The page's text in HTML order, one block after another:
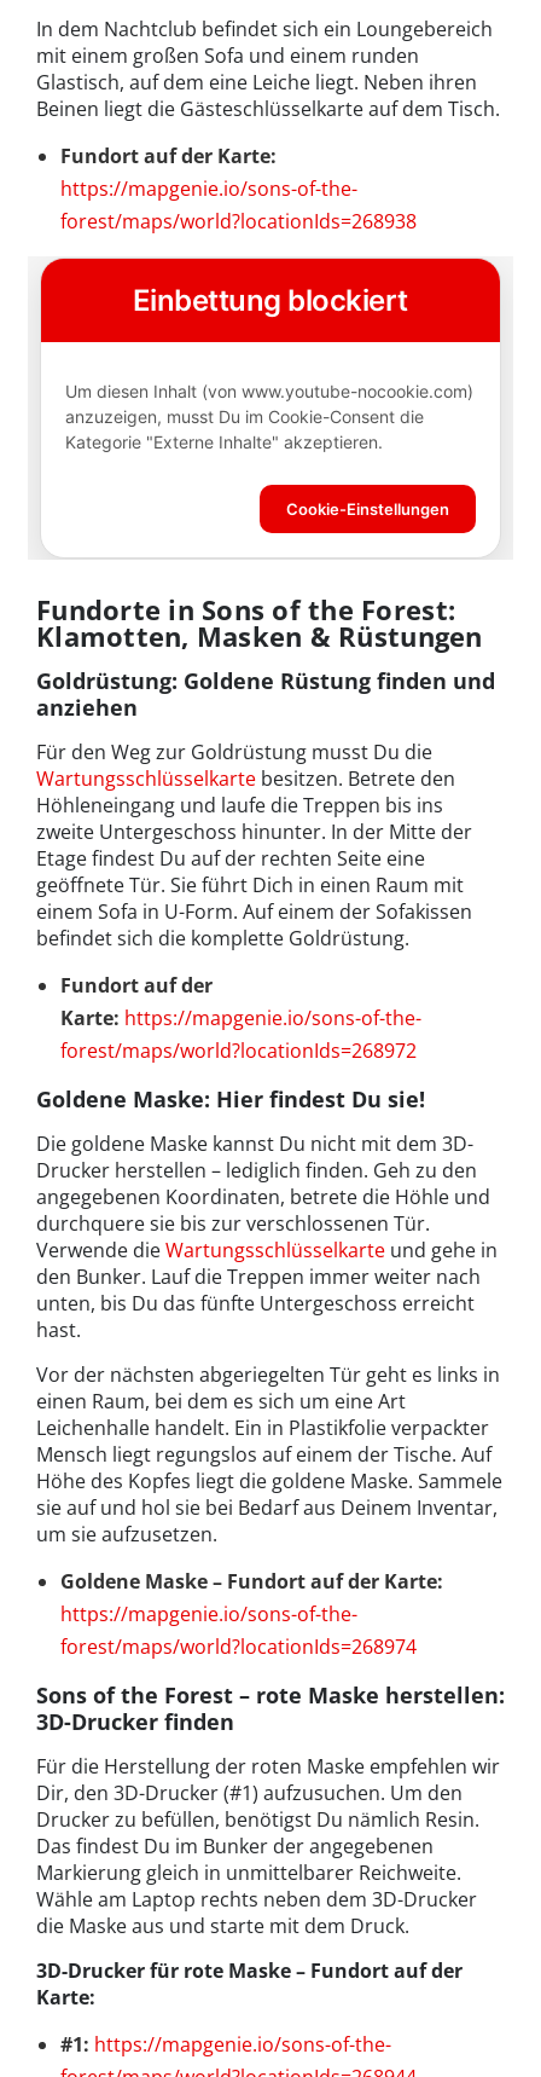
In dem Nachtclub befindet sich ein Loungebereich
mit einem großen Sofa und einem runden
Glastisch, auf dem eine Leiche liegt. Neben ihren
Beinen liegt die Gästeschlüsselkarte auf dem Tisch.
Fundort auf der Karte:
https://mapgenie.io/sons-of-the-
forest/maps/world?locationIds=268938
Fundorte in Sons of the Forest:
Klamotten, Masken & Rüstungen
Goldrüstung: Goldene Rüstung finden und
anziehen
Für den Weg zur Goldrüstung musst Du die
Wartungsschlüsselkarte besitzen. Betrete den
Höhleneingang und laufe die Treppen bis ins
zweite Untergeschoss hinunter. In der Mitte der
Etage findest Du auf der rechten Seite eine
geöffnete Tür. Sie führt Dich in einen Raum mit
einem Sofa in U-Form. Auf einem der Sofakissen
befindet sich die komplette Goldrüstung.
Fundort auf der
Karte: https://mapgenie.io/sons-of-the-
forest/maps/world?locationIds=268972
Goldene Maske: Hier findest Du sie!
Die goldene Maske kannst Du nicht mit dem 3D-
Drucker herstellen – lediglich finden. Geh zu den
angegebenen Koordinaten, betrete die Höhle und
durchquere sie bis zur verschlossenen Tür.
Verwende dieWartungsschlüsselkarte und gehe in
den Bunker. Lauf die Treppen immer weiter nach
unten, bis Du das fünfte Untergeschoss erreicht
hast.
Vor der nächsten abgeriegelten Tür geht es links in
einen Raum, bei dem es sich um eine Art
Leichenhalle handelt. Ein in Plastikfolie verpackter
Mensch liegt regungslos auf einem der Tische. Auf
Höhe des Kopfes liegt die goldene Maske. Sammele
sie auf und hol sie bei Bedarf aus Deinem Inventar,
um sie aufzusetzen.
Goldene Maske – Fundort auf der Karte:
https://mapgenie.io/sons-of-the-
forest/maps/world?locationIds=268974
Sons of the Forest – rote Maske herstellen:
3D-Drucker finden
Für die Herstellung der roten Maske empfehlen wir
Dir, den 3D-Drucker (#1) aufzusuchen. Um den
Drucker zu befüllen, benötigst Du nämlich Resin.
Das findest Du im Bunker der angegebenen
Markierung gleich in unmittelbarer Reichweite.
Wähle am Laptop rechts neben dem 3D-Drucker
die Maske aus und starte mit dem Druck.
3D-Drucker für rote Maske – Fundort auf der
Karte:
#1: https://mapgenie.io/sons-of-the-